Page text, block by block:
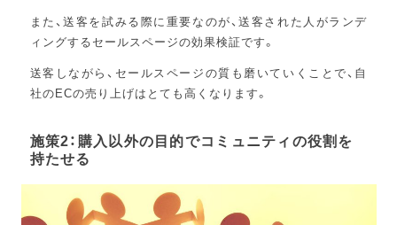
また、送客を試みる際に重要なのが、送客された人がランデ
ィングするセールスページの効果検証です。
送客しながら、セールスページの質も磨いていくことで、自
社のECの売り上げはとても高くなります。
施策2：購入以外の目的でコミュニティの役割を
持たせる